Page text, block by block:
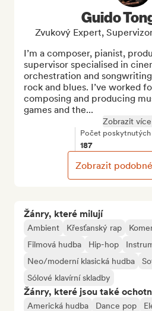
Žánry, které milují
Ambient Křesťanský rap
Filmová hudba
Hip-hop
Neo/moderní klasická hudba
Sólové klavírní skladby
Žánry, které jsou také
Americká hudba Dance pop
Guido
Zvukový Expert,
I’m a composer, pianist,
supervisor specialised in
orchestration and
rock and blues. I’ve worked
composing and producing
games and the...
Zobrazit více
Počet
187
Zobrazit